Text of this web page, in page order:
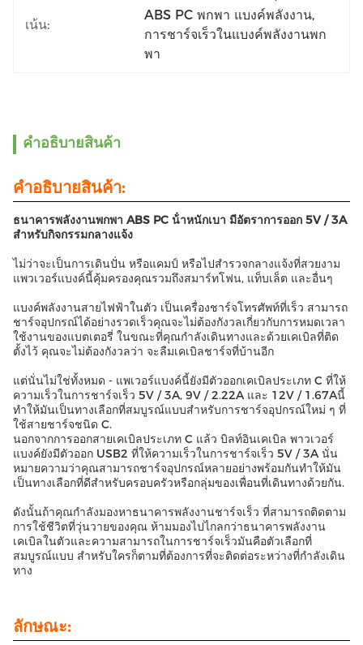
เน้น:
ABS PC พกพา แบงค์พลังงาน,
การชาร์จเร็วในแบงค์พลังงานพก
พา
คําอธิบายสินค้า
คําอธิบายสินค้า:
ธนาคารพลังงานพกพา ABS PC น้ําหนักเบา มีอัตราการออก 5V / 3A
สําหรับกิจกรรมกลางแจ้ง
ไม่ว่าจะเป็นการเดินปั่น หรือแคมป์ หรือไปสํารวจกลางแจ้งที่สวยงาม
แพวเวอร์แบงค์นี้คุ้มครองคุณรวมถึงสมาร์ทโฟน, แท็บเล็ต และอื่นๆ
แบงค์พลังงานสายไฟฟ้าในตัว เป็นเครื่องชาร์จโทรศัพท์ที่เร็ว สามารถ
ชาร์จอุปกรณ์ได้อย่างรวดเร็วคุณจะไม่ต้องกังวลเกี่ยวกับการหมดเวลา
ใช้งานของแบตเตอรี่ ในขณะที่คุณกําลังเดินทางและด้วยเคเบิลที่ติด
ตั้งไว้ คุณจะไม่ต้องกังวลว่า จะลืมเคเบิลชาร์จที่บ้านอีก
แต่นั่นไม่ใช่ทั้งหมด - แพเวอร์แบงค์นี้ยังมีตัวออกเคเบิลประเภท C ที่ให้
ความเร็วในการชาร์จเร็ว 5V / 3A, 9V / 2.22A และ 12V / 1.67Aนี้
ทําให้มันเป็นทางเลือกที่สมบูรณ์แบบสําหรับการชาร์จอุปกรณ์ใหม่ ๆ ที่
ใช้สายชาร์จชนิด C.
นอกจากการออกสายเคเบิลประเภท C แล้ว บิลท์อินเคเบิล พาวเวอร์
แบงค์ยังมีตัวออก USB2 ที่ให้ความเร็วในการชาร์จเร็ว 5V / 3A นั่น
หมายความว่าคุณสามารถชาร์จอุปกรณ์หลายอย่างพร้อมกันทําให้มัน
เป็นทางเลือกที่ดีสําหรับครอบครัวหรือกลุ่มของเพื่อนที่เดินทางด้วยกัน.
ดังนั้นถ้าคุณกําลังมองหาธนาคารพลังงานชาร์จเร็ว ที่สามารถติดตาม
การใช้ชีวิตที่วุ่นวายของคุณ ห้ามมองไปไกลกว่าธนาคารพลังงาน
เคเบิลในตัวและความสามารถในการชาร์จเร็วมันคือตัวเลือกที่
สมบูรณ์แบบ สําหรับใครก็ตามที่ต้องการที่จะติดต่อระหว่างที่กําลังเดิน
ทาง
ลักษณะ: